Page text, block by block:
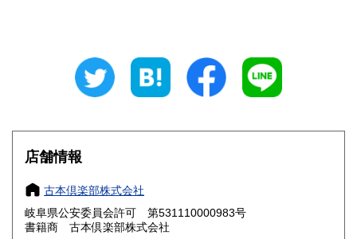
800円 三重県
大阪府
奈良県 800円
鳥取県 800円 島根県
店舗情報
古本倶楽部株式会社
岐阜県公安委員会許可 第531110000983号
書籍商 古本倶楽部株式会社